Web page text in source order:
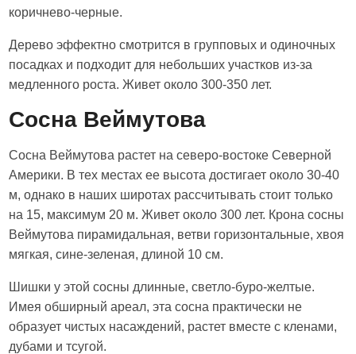
коричнево-черные.
Дерево эффектно смотрится в групповых и одиночных
посадках и подходит для небольших участков из-за
медленного роста. Живет около 300-350 лет.
Сосна Веймутова
Сосна Веймутова растет на северо-востоке Северной
Америки. В тех местах ее высота достигает около 30-40
м, однако в наших широтах рассчитывать стоит только
на 15, максимум 20 м. Живет около 300 лет. Крона сосны
Веймутова пирамидальная, ветви горизонтальные, хвоя
мягкая, сине-зеленая, длиной 10 см.
Шишки у этой сосны длинные, светло-буро-желтые.
Имея обширный ареал, эта сосна практически не
образует чистых насаждений, растет вместе с кленами,
дубами и тсугой.